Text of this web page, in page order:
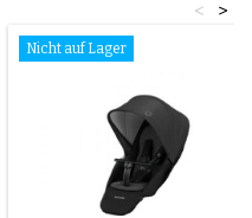
>
<
Nicht auf Lager